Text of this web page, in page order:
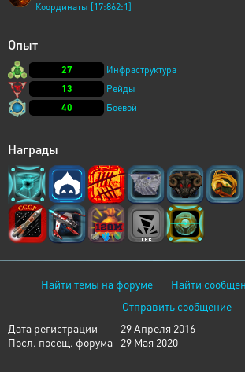
Координаты [17:862:1]
Опыт
27
Инфраструктура
13
Рейды
40
Боевой
Награды
Найти темы на форуме
Найти
Отправить сообщение
Дата регистрации
29 Апреля 2016
Посл. посещ. форума
29 Мая 2020